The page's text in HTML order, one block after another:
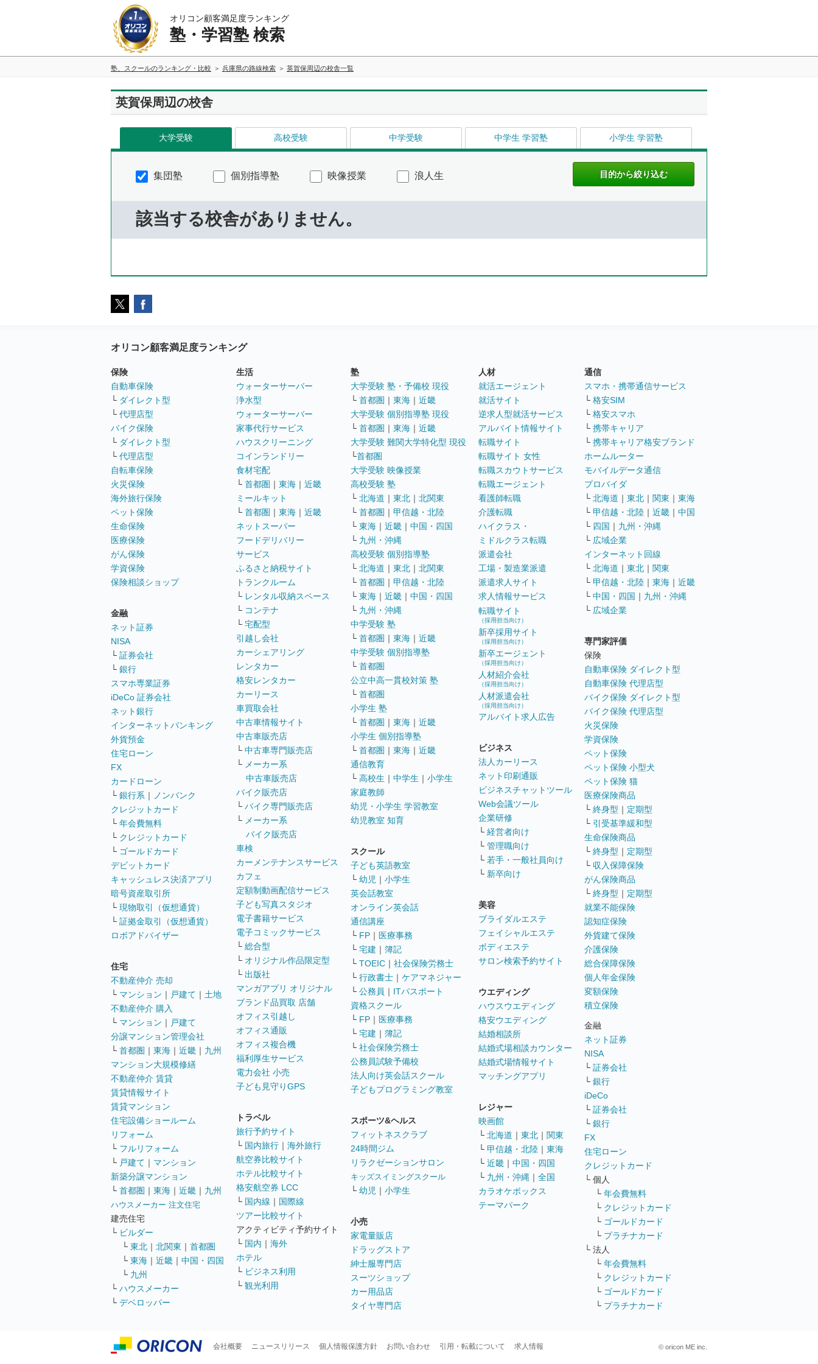
オリコン顧客満足度ランキング
塾・学習塾 検索
塾、スクールのランキング・比較 兵庫県の路線検索 英賀保周辺の校舎一覧
英賀保周辺の校舎
大学受験 高校受験 中学受験 中学生 学習塾 小学生 学習塾
集団塾 個別指導塾 映像授業 浪人生
該当する校舎がありません。
オリコン顧客満足度ランキング
保険
自動車保険
└ ダイレクト型
└ 代理店型
バイク保険
└ ダイレクト型
└ 代理店型
自転車保険
火災保険
海外旅行保険
ペット保険
生命保険
医療保険
がん保険
学資保険
保険相談ショップ
金融
ネット証券
NISA
└ 証券会社
└ 銀行
スマホ専業証券
iDeCo 証券会社
ネット銀行
インターネットバンキング
外貨預金
住宅ローン
FX
カードローン
└ 銀行系 ｜
ノンバンク
クレジットカード
└ 年会費無料
└ クレジットカード
└ ゴールドカード
デビットカード
キャッシュレス決済アプリ
暗号資産取引所
└ 現物取引（仮想通貨）
└ 証拠金取引（仮想通貨）
ロボアドバイザー
住宅
不動産仲介 売却
└ マンション ｜ 戸建て ｜ 土地
不動産仲介 購入
└ マンション ｜ 戸建て
分譲マンション管理会社
└ 首都圏 ｜ 東海 ｜ 近畿 ｜ 九州
マンション大規模修繕
不動産仲介 賃貸
賃貸情報サイト
賃貸マンション
住宅設備ショールーム
リフォーム
└ フルリフォーム
└ 戸建て ｜ マンション
新築分譲マンション
└ 首都圏 ｜ 東海 ｜ 近畿 ｜ 九州
ハウスメーカー 注文住宅
建売住宅
└ ビルダー
└ 東北 ｜ 北関東 ｜ 首都圏
└ 東海 ｜ 近畿 ｜ 中国・四国
└ 九州
└ ハウスメーカー
└ デベロッパー
生活
ウォーターサーバー
浄水型
ウォーターサーバー
家事代行サービス
ハウスクリーニング
コインランドリー
食材宅配
└ 首都圏 ｜ 東海 ｜ 近畿
ミールキット
└ 首都圏 ｜ 東海 ｜ 近畿
ネットスーパー
フードデリバリー
サービス
ふるさと納税サイト
トランクルーム
└ レンタル収納スペース
└ コンテナ
└ 宅配型
引越し会社
カーシェアリング
レンタカー
格安レンタカー
カーリース
車買取会社
中古車情報サイト
中古車販売店
└ 中古車専門販売店
└ メーカー系
中古車販売店
バイク販売店
└ バイク専門販売店
└ メーカー系
バイク販売店
車検
カーメンテナンスサービス
カフェ
定額制動画配信サービス
子ども写真スタジオ
電子書籍サービス
電子コミックサービス
└ 総合型
└ オリジナル作品限定型
└ 出版社
マンガアプリ オリジナル
ブランド品買取 店舗
オフィス引越し
オフィス通販
オフィス複合機
福利厚生サービス
電力会社 小売
子ども見守りGPS
トラベル
旅行予約サイト
└ 国内旅行 ｜ 海外旅行
航空券比較サイト
ホテル比較サイト
格安航空券 LCC
└ 国内線 ｜ 国際線
ツアー比較サイト
アクティビティ予約サイト
└ 国内 ｜ 海外
ホテル
└ ビジネス利用
└ 観光利用
塾
大学受験 塾・予備校 現役
└ 首都圏 ｜ 東海 ｜ 近畿
大学受験 個別指導塾 現役
└ 首都圏 ｜ 東海 ｜ 近畿
大学受験 難関大学特化型 現役
└首都圏
大学受験 映像授業
高校受験 塾
└ 北海道 ｜ 東北 ｜ 北関東
└ 首都圏 ｜ 甲信越・北陸
└ 東海 ｜ 近畿 ｜ 中国・四国
└ 九州・沖縄
高校受験 個別指導塾
└ 北海道 ｜ 東北 ｜ 北関東
└ 首都圏 ｜ 甲信越・北陸
└ 東海 ｜ 近畿 ｜ 中国・四国
└ 九州・沖縄
中学受験 塾
└ 首都圏 ｜ 東海 ｜ 近畿
中学受験 個別指導塾
└ 首都圏
公立中高一貫校対策 塾
└ 首都圏
小学生 塾
└ 首都圏 ｜ 東海 ｜ 近畿
小学生 個別指導塾
└ 首都圏 ｜ 東海 ｜ 近畿
通信教育
└ 高校生 ｜ 中学生 ｜ 小学生
家庭教師
幼児・小学生 学習教室
幼児教室 知育
スクール
子ども英語教室
└ 幼児 ｜ 小学生
英会話教室
オンライン英会話
通信講座
└ FP ｜ 医療事務
└ 宅建 ｜ 簿記
└ TOEIC ｜ 社会保険労務士
└ 行政書士 ｜ ケアマネジャー
└ 公務員 ｜ ITパスポート
資格スクール
└ FP ｜ 医療事務
└ 宅建 ｜ 簿記
└ 社会保険労務士
公務員試験予備校
法人向け英会話スクール
子どもプログラミング教室
スポーツ&ヘルス
フィットネスクラブ
24時間ジム
リラクゼーションサロン
キッズスイミングスクール
└ 幼児 ｜ 小学生
小売
家電量販店
ドラッグストア
紳士服専門店
スーツショップ
カー用品店
タイヤ専門店
人材
就活エージェント
就活サイト
逆求人型就活サービス
アルバイト情報サイト
転職サイト
転職サイト 女性
転職スカウトサービス
転職エージェント
看護師転職
介護転職
ハイクラス・
ミドルクラス転職
派遣会社
工場・製造業派遣
派遣求人サイト
求人情報サービス
転職サイト
（採用担当向け）
新卒採用サイト
（採用担当向け）
新卒エージェント
（採用担当向け）
人材紹介会社
（採用担当向け）
人材派遣会社
（採用担当向け）
アルバイト求人広告
ビジネス
法人カーリース
ネット印刷通販
ビジネスチャットツール
Web会議ツール
企業研修
└ 経営者向け
└ 管理職向け
└ 若手・一般社員向け
└ 新卒向け
美容
ブライダルエステ
フェイシャルエステ
ボディエステ
サロン検索予約サイト
ウエディング
ハウスウエディング
格安ウエディング
結婚相談所
結婚式場相談カウンター
結婚式場情報サイト
マッチングアプリ
レジャー
映画館
└ 北海道 ｜ 東北 ｜ 関東
└ 甲信越・北陸 ｜ 東海
└ 近畿 ｜ 中国・四国
└ 九州・沖縄 ｜ 全国
カラオケボックス
テーマパーク
通信
スマホ・携帯通信サービス
└ 格安SIM
└ 格安スマホ
└ 携帯キャリア
└ 携帯キャリア格安ブランド
ホームルーター
モバイルデータ通信
プロバイダ
└ 北海道 ｜ 東北 ｜ 関東 ｜ 東海
└ 甲信越・北陸 ｜ 近畿 ｜ 中国
└ 四国 ｜ 九州・沖縄
└ 広域企業
インターネット回線
└ 北海道 ｜ 東北 ｜ 関東
└ 甲信越・北陸 ｜ 東海 ｜ 近畿
└ 中国・四国 ｜ 九州・沖縄
└ 広域企業
専門家評価
保険
自動車保険 ダイレクト型
自動車保険 代理店型
バイク保険 ダイレクト型
バイク保険 代理店型
火災保険
学資保険
ペット保険
ペット保険 小型犬
ペット保険 猫
医療保険商品
└ 終身型 ｜ 定期型
└ 引受基準緩和型
生命保険商品
└ 終身型 ｜ 定期型
└ 収入保障保険
がん保険商品
└ 終身型 ｜ 定期型
就業不能保険
認知症保険
外貨建て保険
介護保険
総合保障保険
個人年金保険
変額保険
積立保険
金融
ネット証券
NISA
└ 証券会社
└ 銀行
iDeCo
└ 証券会社
└ 銀行
FX
住宅ローン
クレジットカード
└ 個人
└ 年会費無料
└ クレジットカード
└ ゴールドカード
└ プラチナカード
└ 法人
└ 年会費無料
└ クレジットカード
└ ゴールドカード
└ プラチナカード
会社概要 ニュースリリース 個人情報保護方針 お問い合わせ 引用・転載について 求人情報 © oricon ME inc.